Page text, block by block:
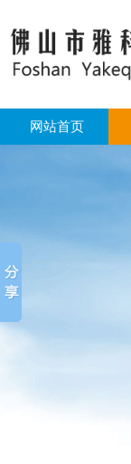
网站首页